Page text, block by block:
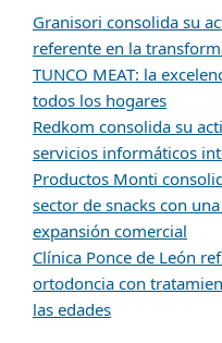
Granisori consolida su
referente en la
TUNCO MEAT: la
todos los hogares
Redkom consolida su
servicios informáticos
Productos Monti
sector de snacks con
expansión comercial
Clínica Ponce de León
ortodoncia con
las edades